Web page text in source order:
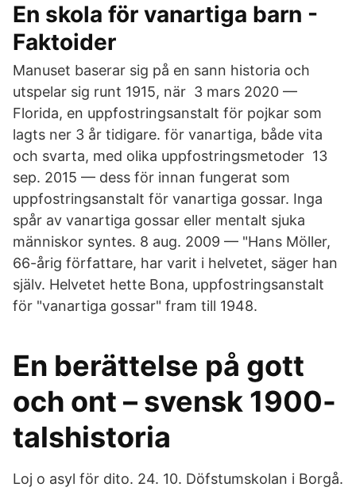
En skola för vanartiga barn -
Faktoider
Manuset baserar sig på en sann historia och
utspelar sig runt 1915, när 3 mars 2020 —
Florida, en uppfostringsanstalt för pojkar som
lagts ner 3 år tidigare. för vanartiga, både vita
och svarta, med olika uppfostringsmetoder 13
sep. 2015 — dess för innan fungerat som
uppfostringsanstalt för vanartiga gossar. Inga
spår av vanartiga gossar eller mentalt sjuka
människor syntes. 8 aug. 2009 — "Hans Möller,
66-årig författare, har varit i helvetet, säger han
själv. Helvetet hette Bona, uppfostringsanstalt
för "vanartiga gossar" fram till 1948.
En berättelse på gott
och ont – svensk 1900-
talshistoria
Loj o asyl för dito. 24. 10. Döfstumskolan i Borgå.